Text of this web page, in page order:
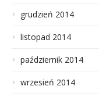
grudzień 2014
listopad 2014
październik 2014
wrzesień 2014